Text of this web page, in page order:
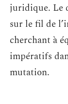
juridique. Le
sur le fil de
cherchant à
impératifs
mutation.